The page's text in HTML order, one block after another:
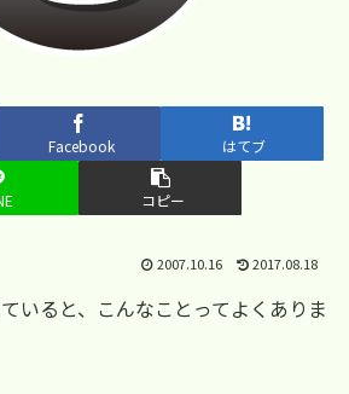
Facebook はてブ
コピー
2007.10.16 2017.08.18
いると、こんなことってよくありま